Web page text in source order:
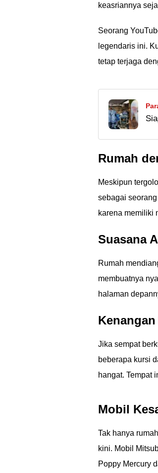
keasriannya
Seorang
legendaris ini.
tetap terjaga
Rumah
Meskipun
sebagai
karena memiliki
Suasana
Rumah
membuatnya
halaman
Jika sempat
beberapa kursi
hangat. Tempat
Mobil
Tak hanya
kini. Mobil
Poppy Mercury